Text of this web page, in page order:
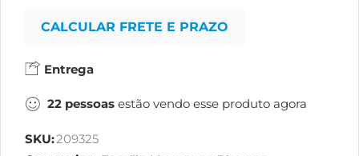
CALCULAR FRETE E PRAZO
Entrega
22 pessoas estão vendo esse produto agora
SKU:209325